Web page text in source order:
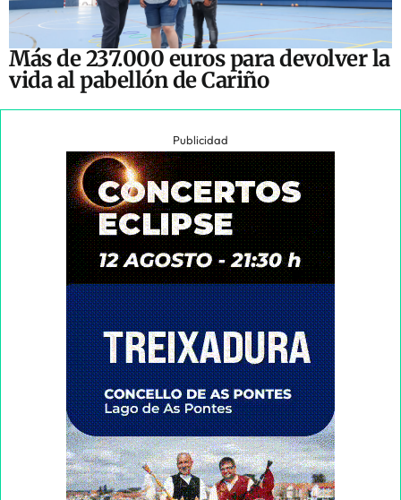
Más de 237.000 euros para devolver la
vida al pabellón de Cariño
Publicidad